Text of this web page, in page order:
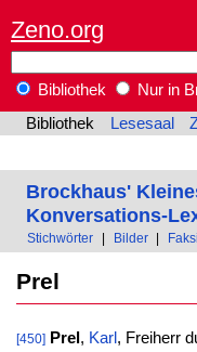
Zeno.org
Bibliothek
Nur in
Bibliothek
Lesesaal
Brockhaus'
Konversations-
Stichwörter Bilder
Prel
[450] Prel , Karl , Freiherr